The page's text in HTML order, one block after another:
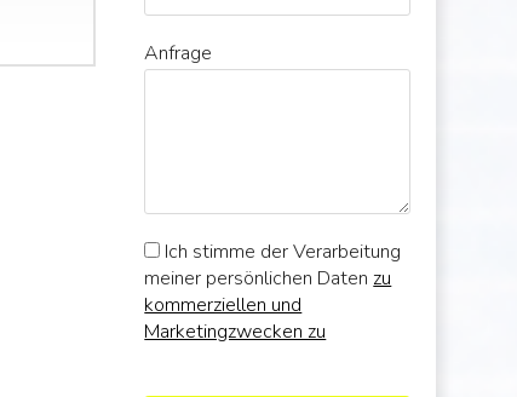
Anfrage
Ich stimme der Verarbeitung
meiner persönlichen Daten zu
kommerziellen und
Marketingzwecken zu